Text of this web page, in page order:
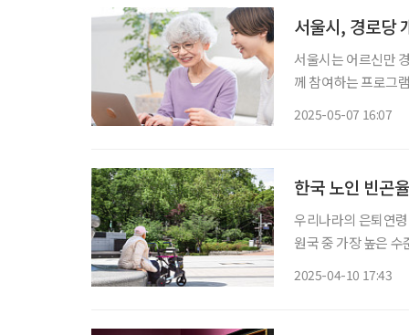
서울시, 경로당
서울시는 어르신만
께 참여하는 프로그
2025-05-07 16:07
한국 노인 빈곤
우리나라의 은퇴연
원국 중 가장 높은
2025-04-10 17:43